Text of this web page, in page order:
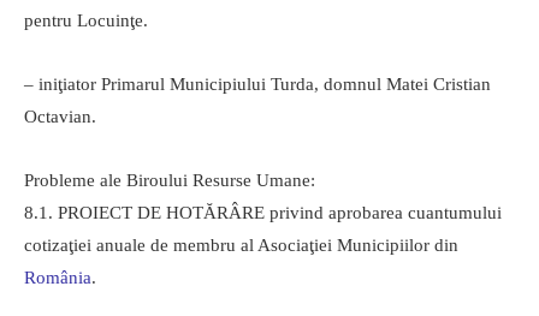
pentru Locuinţe.
– iniţiator Primarul Municipiului Turda, domnul Matei Cristian
Octavian.
Probleme ale Biroului Resurse Umane:
8.1. PROIECT DE HOTĂRÂRE privind aprobarea cuantumului
cotizaţiei anuale de membru al Asociaţiei Municipiilor din
România.